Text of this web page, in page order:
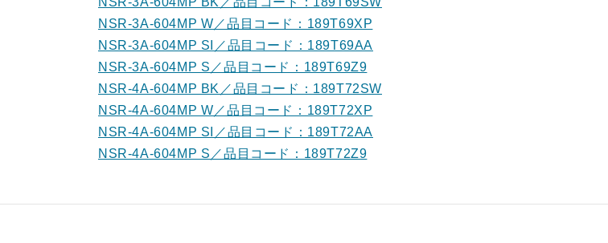
NSR-3A-604MP W／品目コード：189T69XP
NSR-3A-604MP SI／品目コード：189T69AA
NSR-3A-604MP S／品目コード：189T69Z9
NSR-4A-604MP BK／品目コード：189T72SW
NSR-4A-604MP W／品目コード：189T72XP
NSR-4A-604MP SI／品目コード：189T72AA
NSR-4A-604MP S／品目コード：189T72Z9